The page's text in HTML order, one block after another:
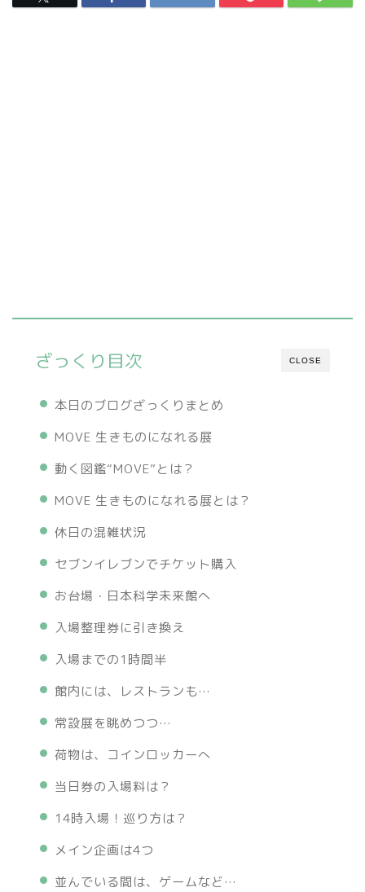
CLOSE
ざっくり目次
本日のブログざっくりまとめ
MOVE 生きものになれる展
動く図鑑“MOVE”とは？
MOVE 生きものになれる展とは？
休日の混雑状況
セブンイレブンでチケット購入
お台場・日本科学未来館へ
入場整理券に引き換え
入場までの1時間半
館内には、レストランも…
常設展を眺めつつ…
荷物は、コインロッカーへ
当日券の入場料は？
14時入場！巡り方は？
メイン企画は4つ
並んでいる間は、ゲームなど…